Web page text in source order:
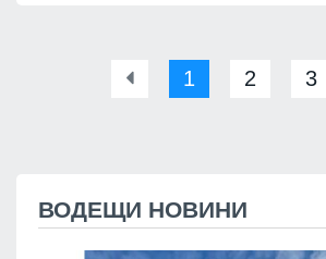
1 2 3
ВОДЕЩИ НОВИНИ